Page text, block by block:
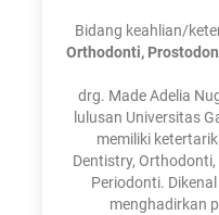
Bidang keahlian/
Orthodonti,
drg. Made Adelia
lulusan Universitas
memiliki
Dentistry,
Periodonti.
menghadirkan